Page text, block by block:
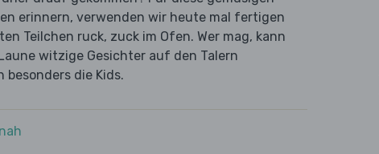
erinnern, verwenden wir heute mal fertigen
Teilchen ruck, zuck im Ofen. Wer mag, kann
witzige Gesichter auf den Talern
die Kids.